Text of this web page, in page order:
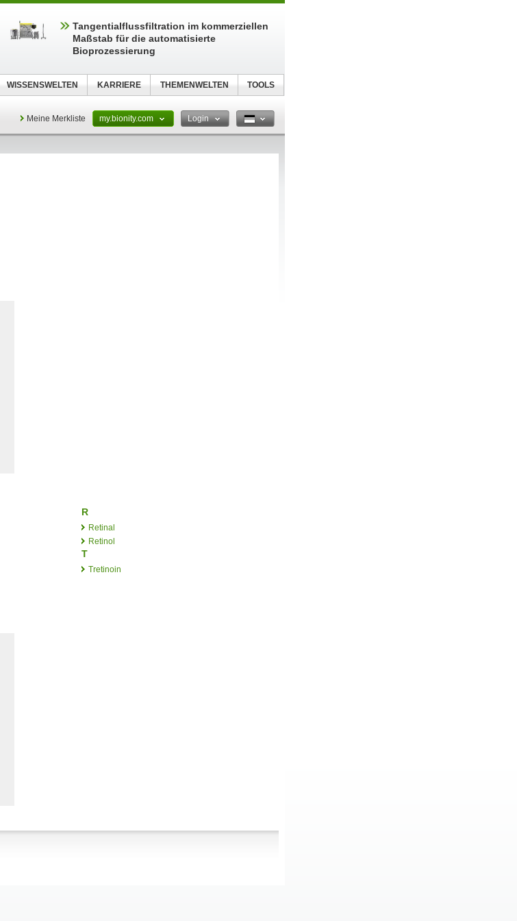
Meine Merkliste my.bionity.com Login
R
Retinal
Retinol
T
Tretinoin
Tangentialflussfiltration im kommerziellen
Maßstab für die automatisierte
Bioprozessierung
WISSENSWELTEN KARRIERE THEMENWELTEN TOOLS